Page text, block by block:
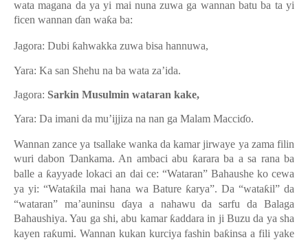
wata magana da ya yi mai nuna zuwa ga wannan batu ba ta yi
ficen wannan ɗan waƙa ba:
Jagora: Dubi ƙahwakka zuwa bisa hannuwa,
Yara: Ka san Shehu na ba wata za’ida.
Jagora: Sarkin Musulmin wataran kake,
Yara: Da imani da mu’ijjiza na nan ga Malam Macciɗo.
Wannan zance ya tsallake wanka da kamar jirwaye ya zama filin
wuri dabon Ɗankama. An ambaci abu ƙarara ba a sa rana ba
balle a ƙayyade lokaci an dai ce: “Wataran” Bahaushe ko cewa
ya yi: “Wataƙila mai hana wa Bature ƙarya”. Da “wataƙil” da
“wataran” ma’auninsu ɗaya a nahawu da sarfu da Balaga
Bahaushiya. Yau ga shi, abu kamarƙaddara in ji Buzu da ya sha
kayen raƙumi. Wannan kukan kurciya fashin baƙinsa a fili yake